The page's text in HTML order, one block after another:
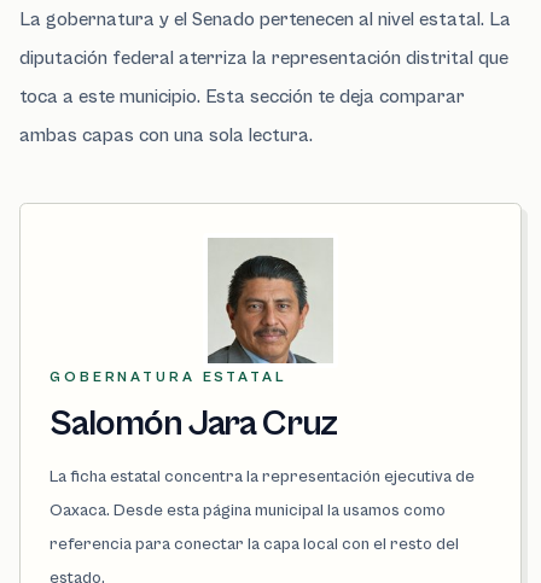
La gobernatura y el Senado pertenecen al nivel estatal. La
diputación federal aterriza la representación distrital que
toca a este municipio. Esta sección te deja comparar
ambas capas con una sola lectura.
GOBERNATURA ESTATAL
Salomón Jara Cruz
La ficha estatal concentra la representación ejecutiva de
Oaxaca. Desde esta página municipal la usamos como
referencia para conectar la capa local con el resto del
estado.